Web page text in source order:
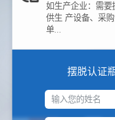
如生产企业：需要
供生 产设备、采
单...
摆脱认证
输入您的姓名